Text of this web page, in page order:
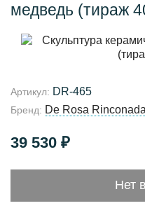
медведь (тираж
Артикул: DR-465
Бренд: De Rosa Rinconada
39 530 ₽
Нет